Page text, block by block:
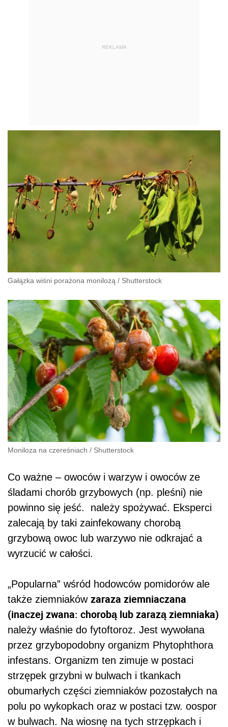
REKLAMA
Gałązka wiśni porażona monilozą / Shutterstock
Moniloza na czereśniach / Shutterstock
Co ważne – owoców i warzyw i owoców ze
śladami chorób grzybowych (np. pleśni) nie
powinno się jeść. należy spożywać. Eksperci
zalecają by taki zainfekowany chorobą
grzybową owoc lub warzywo nie odkrajać a
wyrzucić w całości.
„Popularna” wśród hodowców pomidorów ale
także ziemniaków zaraza ziemniaczana
(inaczej zwana: chorobą lub zarazą ziemniaka)
należy właśnie do fytoftoroz. Jest wywołana
przez grzybopodobny organizm Phytophthora
infestans. Organizm ten zimuje w postaci
strzępek grzybni w bulwach i tkankach
obumarłych części ziemniaków pozostałych na
polu po wykopkach oraz w postaci tzw. oospor
w bulwach. Na wiosnę na tych strzępkach i